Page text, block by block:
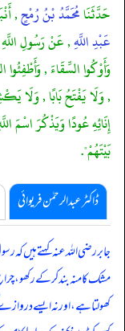
حَدَّثَنَامُحَمَّدُ بْنُ رُمْحٍ,
عَبْدِ اللَّهِ, عَنْ رَسُولِ اللَّهِ
وَأَوْكُوا السِّقَاءَ ,
, وَلَا يَفْتَحُ بَابًا , وَلَا
إِنَائِهِ عُودًا وَيَذْكُرَ اسْمَ
بَيْتَهُمْ".
ڈاکٹر عبدالرحمٰن فریوائی
جابر رضی اللہ عنہ کہتے ہیں کہ
مشک کا منہ بند کر کے رکھو،
کھولتا ہے، اور نہ ایسے دروازے